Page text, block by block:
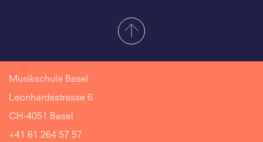
Musikschule Basel
Leonhardsstrasse 6
CH-4051 Basel
+41 61 264 57 57